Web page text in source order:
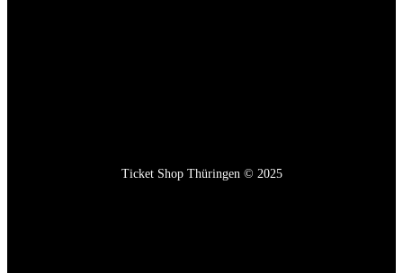
Ticket Shop Thüringen © 2025